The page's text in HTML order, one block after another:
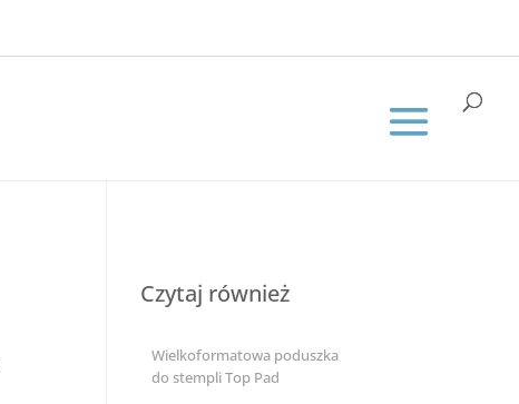
Czytaj również
Wielkoformatowa poduszka
do stempli Top Pad